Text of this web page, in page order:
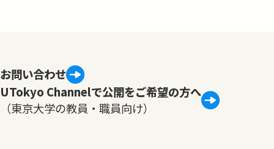
お問い合わせ
UTokyo Channelで公開をご希望の方へ
（東京大学の教員・職員向け）